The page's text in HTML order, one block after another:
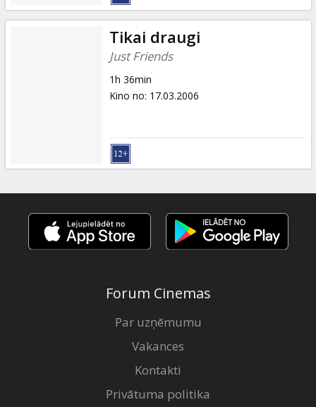
Tikai draugi
Just Friends
1h 36min
Kino no: 17.03.2006
Forum Cinemas
Par uzņēmumu
Vakances
Kontakti
Privātuma politika